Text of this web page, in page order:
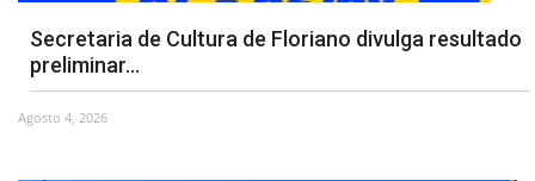
Secretaria de Cultura de Floriano divulga resultado
preliminar...
Agosto 4, 2026